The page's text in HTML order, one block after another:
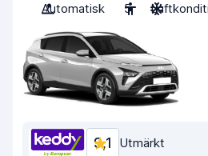
Automatisk
5
9,1 Utmärkt